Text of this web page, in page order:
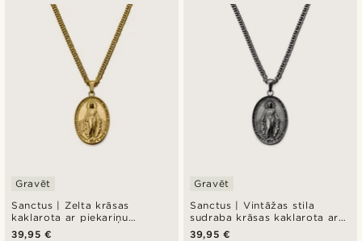
Sanctus | Zelta krāsas
kaklarota ar piekariņu
Miraculous Medal
Gravēt
39,95 €
Sanctus | Vintāžas stila
sudraba krāsas kaklarota ar
piekariņu Miraculous Medal
Gravēt
39,95 €